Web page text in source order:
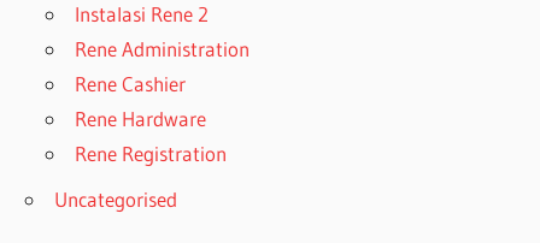
Instalasi Rene 2
Rene Administration
Rene Cashier
Rene Hardware
Rene Registration
Uncategorised